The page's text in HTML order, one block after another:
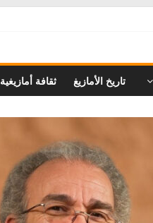
تاريخ الأمازيغ ثقافة أمازيغية